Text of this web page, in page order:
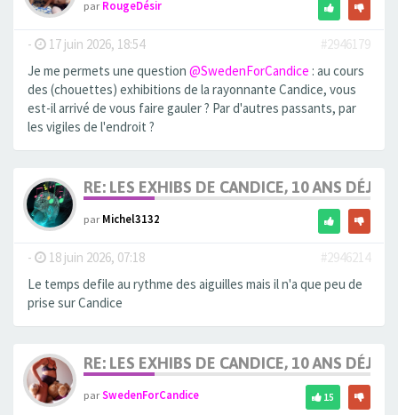
parRougeDésir
- 17 juin 2026, 18:54
#2946179
Je me permets une question @SwedenForCandice : au cours
des (chouettes) exhibitions de la rayonnante Candice, vous
est-il arrivé de vous faire gauler ? Par d'autres passants, par
les vigiles de l'endroit ?
RE: LES EXHIBS DE CANDICE, 10 ANS DÉJÀ,
parMichel3132
- 18 juin 2026, 07:18
#2946214
Le temps defile au rythme des aiguilles mais il n'a que peu de
prise sur Candice
RE: LES EXHIBS DE CANDICE, 10 ANS DÉJÀ,
parSwedenForCandice 15